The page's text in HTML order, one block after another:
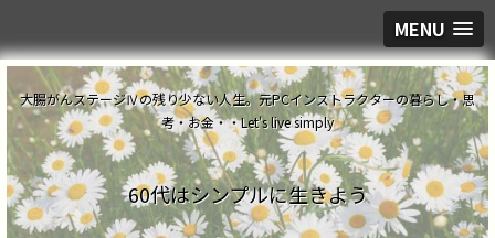
MENU
大腸がんステージⅣの残り少ない人生。元PCインストラクターの暮らし・思
考・お金・・Let's live simply
60代はシンプルに生きよう